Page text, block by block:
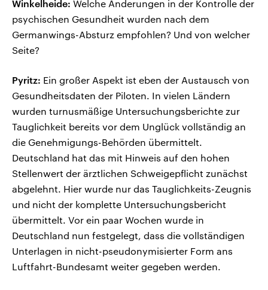
Winkelheide: Welche Änderungen in der Kontrolle der
psychischen Gesundheit wurden nach dem
Germanwings-Absturz empfohlen? Und von welcher
Seite?
Pyritz: Ein großer Aspekt ist eben der Austausch von
Gesundheitsdaten der Piloten. In vielen Ländern
wurden turnusmäßige Untersuchungsberichte zur
Tauglichkeit bereits vor dem Unglück vollständig an
die Genehmigungs-Behörden übermittelt.
Deutschland hat das mit Hinweis auf den hohen
Stellenwert der ärztlichen Schweigepflicht zunächst
abgelehnt. Hier wurde nur das Tauglichkeits-Zeugnis
und nicht der komplette Untersuchungsbericht
übermittelt. Vor ein paar Wochen wurde in
Deutschland nun festgelegt, dass die vollständigen
Unterlagen in nicht-pseudonymisierter Form ans
Luftfahrt-Bundesamt weiter gegeben werden.